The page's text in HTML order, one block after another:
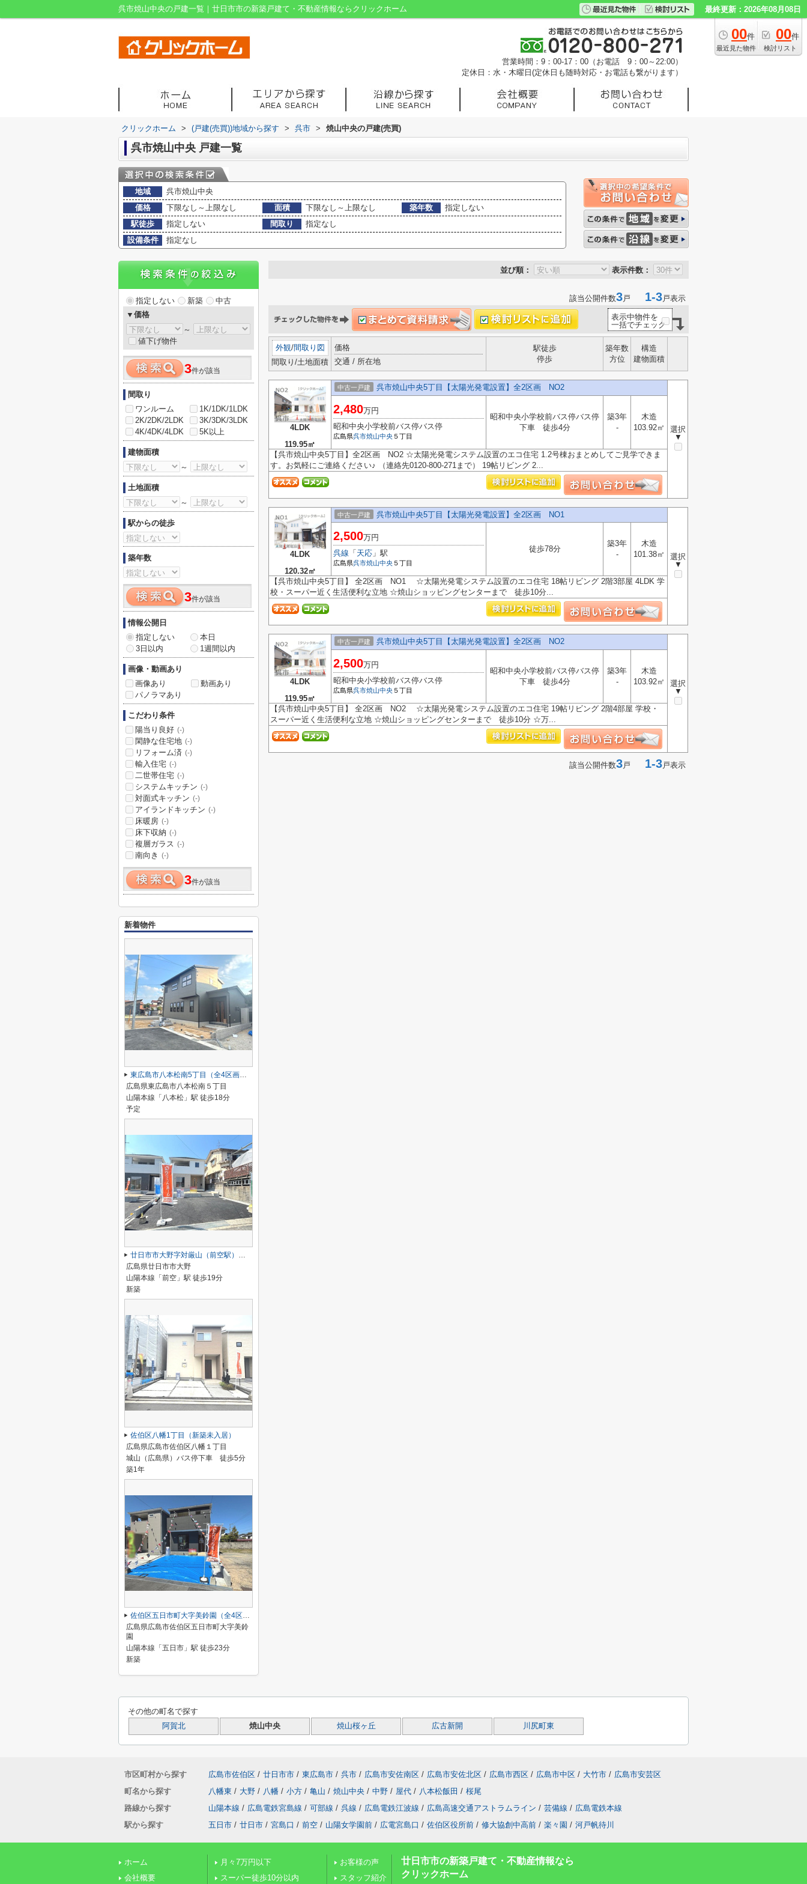
呉市焼山中央の戸建一覧｜廿日市市の新築戸建て・不動産情報ならクリックホーム 最終更新：2026年08月08日
00件
最近見た物件
00件
検討リスト
営業時間：9：00-17：00（お電話 9：00～22:00）
定休日：水・木曜日(定休日も随時対応・お電話も繋がります）
クリックホーム > (戸建(売買))地域から探す > 呉市 > 焼山中央の戸建(売買)
呉市焼山中央 戸建一覧
地域
呉市焼山中央
価格
下限なし～上限なし 面積 下限なし～上限なし 築年数
指定しない
駅徒歩
指定しない 間取り
指定なし
設備条件
指定なし
並び順： 表示件数：
該当公開件数3戸 1-3戸表示
表示中物件を
一括でチェック
外観/間取り図
間取り/土地面積
価格
交通 / 所在地
駅徒歩
停歩
築年数
方位
構造
建物面積
4LDK
119.95㎡
中古一戸建 呉市焼山中央5丁目【太陽光発電設置】全2区画 NO2
選択
▼
2,480万円
昭和中央小学校前バス停バス停
広島県呉市焼山中央 ５丁目
昭和中央小学校前バス停バス停
下車 徒歩4分
築3年
-
木造
103.92㎡
【呉市焼山中央5丁目】全2区画 NO2 ☆太陽光発電システム設置のエコ住宅 1.2号棟おまとめしてご見学できま
す。お気軽にご連絡ください♪ （連絡先0120-800-271まで） 19帖リビング 2...
4LDK
120.32㎡
中古一戸建 呉市焼山中央5丁目【太陽光発電設置】全2区画 NO1
選択
▼
2,500万円
呉線 「 天応 」駅
広島県呉市焼山中央 ５丁目
徒歩78分
築3年
-
木造
101.38㎡
【呉市焼山中央5丁目】 全2区画 NO1 ☆太陽光発電システム設置のエコ住宅 18帖リビング 2階3部屋 4LDK 学
校・スーパー近く生活便利な立地 ☆焼山ショッピングセンターまで 徒歩10分...
4LDK
119.95㎡
中古一戸建 呉市焼山中央5丁目【太陽光発電設置】全2区画 NO2
選択
▼
2,500万円
昭和中央小学校前バス停バス停
広島県呉市焼山中央 ５丁目
昭和中央小学校前バス停バス停
下車 徒歩4分
築3年
-
木造
103.92㎡
【呉市焼山中央5丁目】 全2区画 NO2 ☆太陽光発電システム設置のエコ住宅 19帖リビング 2階4部屋 学校・
スーパー近く生活便利な立地 ☆焼山ショッピングセンターまで 徒歩10分 ☆万...
該当公開件数3戸 1-3戸表示
指定しない 新築
中古
▼価格
～
値下げ物件
3件が該当
間取り
ワンルーム
1K/1DK/1LDK
2K/2DK/2LDK
3K/3DK/3LDK
4K/4DK/4LDK
5K以上
建物面積
～
土地面積
～
駅からの徒歩
築年数
3件が該当
情報公開日
指定しない
本日
3日以内
1週間以内
画像・動画あり
画像あり
動画あり
パノラマあり
こだわり条件
陽当り良好 (-)
閑静な住宅地 (-)
リフォーム済 (-)
輸入住宅 (-)
二世帯住宅 (-)
システムキッチン (-)
対面式キッチン (-)
アイランドキッチン (-)
床暖房 (-)
床下収納 (-)
複層ガラス (-)
南向き (-)
3件が該当
新着物件
東広島市八本松南5丁目（全4区画）No２
広島県東広島市八本松南５丁目
山陽本線「八本松」駅 徒歩18分
予定
廿日市市大野字対厳山（前空駅）最終1棟
広島県廿日市市大野
山陽本線「前空」駅 徒歩19分
新築
佐伯区八幡1丁目（新築未入居）
広島県広島市佐伯区八幡１丁目
城山（広島県）バス停下車 徒歩5分
築1年
佐伯区五日市町大字美鈴園（全4区画）No3
広島県広島市佐伯区五日市町大字美鈴
園
山陽本線「五日市」駅 徒歩23分
新築
その他の町名で探す
阿賀北 焼山中央 焼山桜ヶ丘 広古新開 川尻町東
市区町村から探す 広島市佐伯区 / 廿日市市 / 東広島市 / 呉市 / 広島市安佐南区 / 広島市安佐北区 / 広島市西区 / 広島市中区 / 大竹市 / 広島市安芸区
町名から探す
八幡東 / 大野 / 八幡 / 小方 / 亀山 / 焼山中央 / 中野 / 屋代 / 八本松飯田 / 桜尾
路線から探す
山陽本線 / 広島電鉄宮島線 / 可部線 / 呉線 / 広島電鉄江波線 / 広島高速交通アストラムライン / 芸備線 / 広島電鉄本線
駅から探す
五日市 / 廿日市 / 宮島口 / 前空 / 山陽女学園前 / 広電宮島口 / 佐伯区役所前 / 修大協創中高前 / 楽々園 / 河戸帆待川
ホーム
会社概要
月々7万円以下
スーパー徒歩10分以内
お客様の声
スタッフ紹介
廿日市市の新築戸建て・不動産情報なら
クリックホーム